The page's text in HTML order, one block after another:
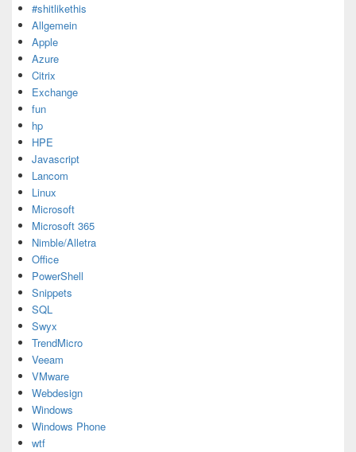
#shitlikethis
Allgemein
Apple
Azure
Citrix
Exchange
fun
hp
HPE
Javascript
Lancom
Linux
Microsoft
Microsoft 365
Nimble/Alletra
Office
PowerShell
Snippets
SQL
Swyx
TrendMicro
Veeam
VMware
Webdesign
Windows
Windows Phone
wtf